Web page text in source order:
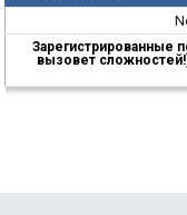
Зарегистрированные
вызовет